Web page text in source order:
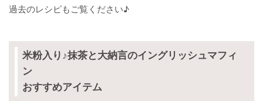
過去のレシピもご覧ください♪
米粉入り♪抹茶と大納言のイングリッシュマフィ
ン
おすすめアイテム